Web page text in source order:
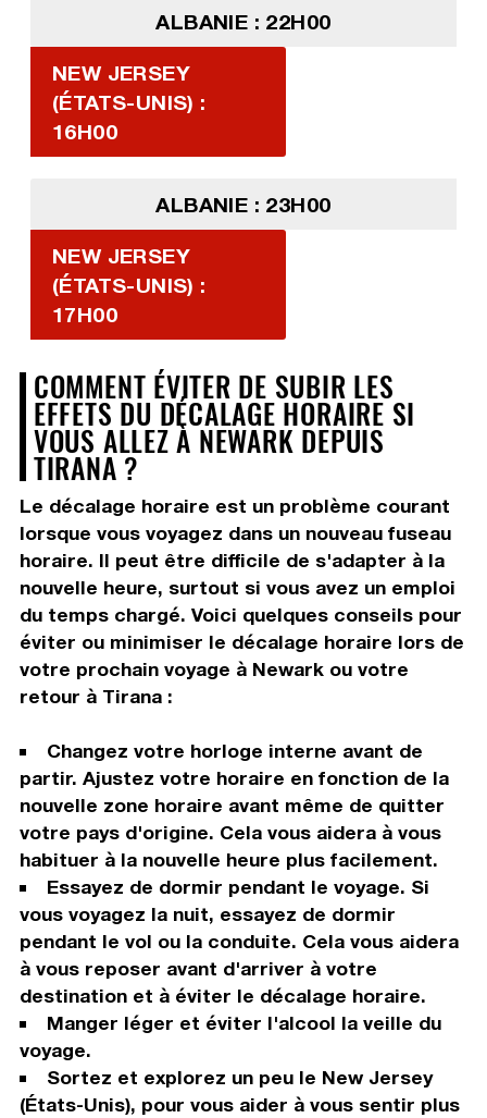
ALBANIE : 22H00
NEW JERSEY
(ÉTATS-UNIS) :
16H00
ALBANIE : 23H00
NEW JERSEY
(ÉTATS-UNIS) :
17H00
COMMENT ÉVITER DE SUBIR LES
EFFETS DU DÉCALAGE HORAIRE SI
VOUS ALLEZ À NEWARK DEPUIS
TIRANA ?
Le décalage horaire est un problème courant
lorsque vous voyagez dans un nouveau fuseau
horaire. Il peut être difficile de s'adapter à la
nouvelle heure, surtout si vous avez un emploi
du temps chargé. Voici quelques conseils pour
éviter ou minimiser le décalage horaire lors de
votre prochain voyage à Newark ou votre
retour à Tirana :
Changez votre horloge interne avant de
partir. Ajustez votre horaire en fonction de la
nouvelle zone horaire avant même de quitter
votre pays d'origine. Cela vous aidera à vous
habituer à la nouvelle heure plus facilement.
Essayez de dormir pendant le voyage. Si
vous voyagez la nuit, essayez de dormir
pendant le vol ou la conduite. Cela vous aidera
à vous reposer avant d'arriver à votre
destination et à éviter le décalage horaire.
Manger léger et éviter l'alcool la veille du
voyage.
Sortez et explorez un peu le New Jersey
(États-Unis), pour vous aider à vous sentir plus